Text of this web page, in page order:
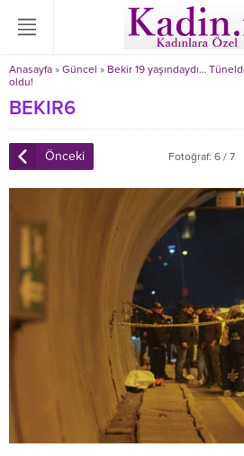
Anasayfa » Güncel » Bekir 19 yaşındaydı…
oldu!
BEKIR6
Önceki Fotoğraf: 6 / 7